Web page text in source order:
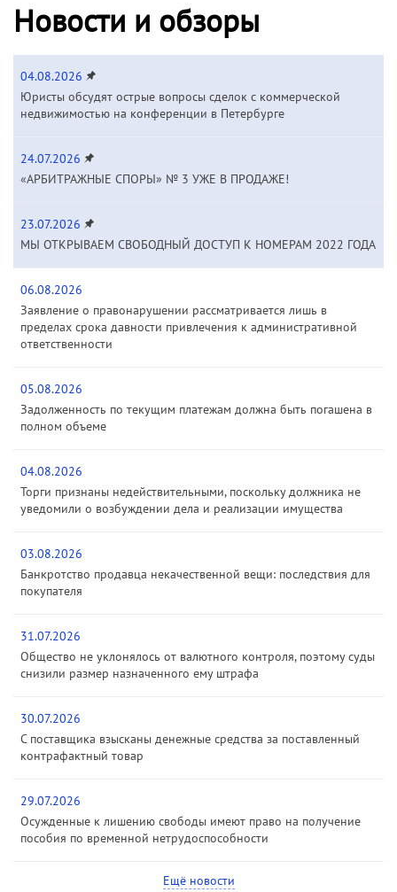
Новости и обзоры
04.08.2026
Юристы обсудят острые вопросы сделок с коммерческой
недвижимостью на конференции в Петербурге
24.07.2026
«АРБИТРАЖНЫЕ СПОРЫ» № 3 УЖЕ В ПРОДАЖЕ!
23.07.2026
МЫ ОТКРЫВАЕМ СВОБОДНЫЙ ДОСТУП К НОМЕРАМ 2022 ГОДА
06.08.2026
Заявление о правонарушении рассматривается лишь в
пределах срока давности привлечения к административной
ответственности
05.08.2026
Задолженность по текущим платежам должна быть погашена в
полном объеме
04.08.2026
Торги признаны недействительными, поскольку должника не
уведомили о возбуждении дела и реализации имущества
03.08.2026
Банкротство продавца некачественной вещи: последствия для
покупателя
31.07.2026
Общество не уклонялось от валютного контроля, поэтому суды
снизили размер назначенного ему штрафа
30.07.2026
С поставщика взысканы денежные средства за поставленный
контрафактный товар
29.07.2026
Осужденные к лишению свободы имеют право на получение
пособия по временной нетрудоспособности
Ещё новости